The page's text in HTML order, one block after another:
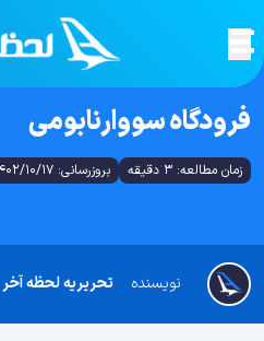
فرودگاه سووارنابومی
زمان مطالعه: 3 دقیقه بروزرسانی: 1402/10/17
تحریریه لحظه آخر نویسنده